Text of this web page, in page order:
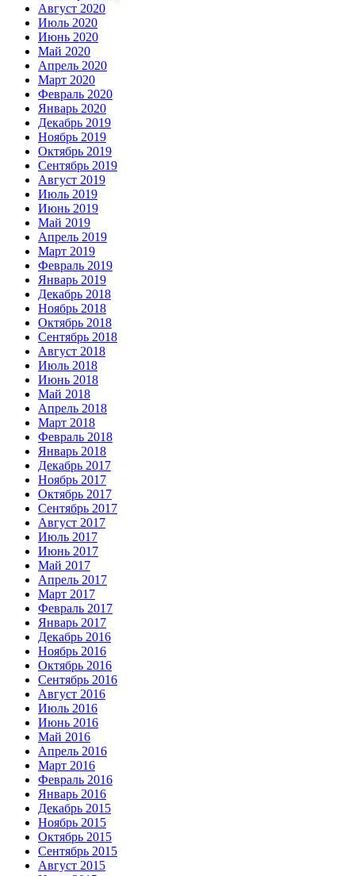
Август 2020
Июль 2020
Июнь 2020
Май 2020
Апрель 2020
Март 2020
Февраль 2020
Январь 2020
Декабрь 2019
Ноябрь 2019
Октябрь 2019
Сентябрь 2019
Август 2019
Июль 2019
Июнь 2019
Май 2019
Апрель 2019
Март 2019
Февраль 2019
Январь 2019
Декабрь 2018
Ноябрь 2018
Октябрь 2018
Сентябрь 2018
Август 2018
Июль 2018
Июнь 2018
Май 2018
Апрель 2018
Март 2018
Февраль 2018
Январь 2018
Декабрь 2017
Ноябрь 2017
Октябрь 2017
Сентябрь 2017
Август 2017
Июль 2017
Июнь 2017
Май 2017
Апрель 2017
Март 2017
Февраль 2017
Январь 2017
Декабрь 2016
Ноябрь 2016
Октябрь 2016
Сентябрь 2016
Август 2016
Июль 2016
Июнь 2016
Май 2016
Апрель 2016
Март 2016
Февраль 2016
Январь 2016
Декабрь 2015
Ноябрь 2015
Октябрь 2015
Сентябрь 2015
Август 2015